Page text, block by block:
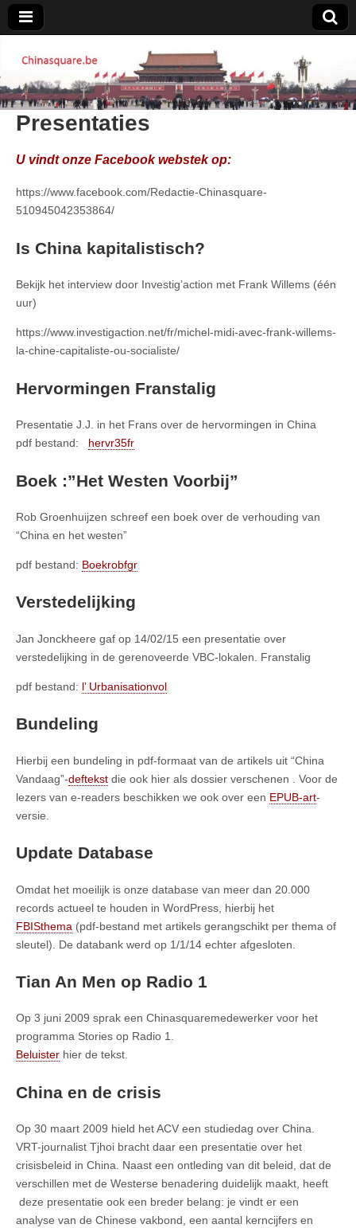
Chinasquare.be
Presentaties
U vindt onze Facebook webstek op:
https://www.facebook.com/Redactie-Chinasquare-
510945042353864/
Is China kapitalistisch?
Bekijk het interview door Investig’action met Frank Willems (één
uur)
https://www.investigaction.net/fr/michel-midi-avec-frank-willems-
la-chine-capitaliste-ou-socialiste/
Hervormingen Franstalig
Presentatie J.J. in het Frans over de hervormingen in China
pdf bestand: hervr35fr
Boek :”Het Westen Voorbij”
Rob Groenhuijzen schreef een boek over de verhouding van
“China en het westen”
pdf bestand: Boekrobfgr
Verstedelijking
Jan Jonckheere gaf op 14/02/15 een presentatie over
verstedelijking in de gerenoveerde VBC-lokalen. Franstalig
pdf bestand: l’ Urbanisationvol
Bundeling
Hierbij een bundeling in pdf-formaat van de artikels uit “China
Vandaag”-deftekst die ook hier als dossier verschenen . Voor de
lezers van e-readers beschikken we ook over een EPUB-art-
versie.
Update Database
Omdat het moeilijk is onze database van meer dan 20.000
records actueel te houden in WordPress, hierbij het
FBISthema (pdf-bestand met artikels gerangschikt per thema of
sleutel). De databank werd op 1/1/14 echter afgesloten.
Tian An Men op Radio 1
Op 3 juni 2009 sprak een Chinasquaremedewerker voor het
programma Stories op Radio 1.
Beluister hier de tekst.
China en de crisis
Op 30 maart 2009 hield het ACV een studiedag over China.
VRT-journalist Tjhoi bracht daar een presentatie over het
crisisbeleid in China. Naast een ontleding van dit beleid, dat de
verschillen met de Westerse benadering duidelijk maakt, heeft
deze presentatie ook een breder belang: je vindt er een
analyse van de Chinese vakbond, een aantal kerncijfers en